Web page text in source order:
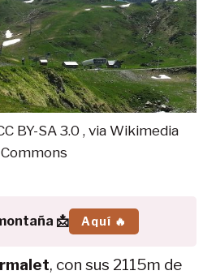
BY-SA 3.0 , via Wikimedia
Commons
📩 Aquí 🔥
, con sus 2115m de